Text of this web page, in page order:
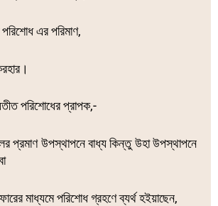
এর পরিমাণ,
পরিশোধের প্রাপক,-
প্রমাণ উপস্থাপনে বাধ্য কিন্তু উহা উপস্থাপনে
মাধ্যমে পরিশোধ গ্রহণে ব্যর্থ হইয়াছেন,